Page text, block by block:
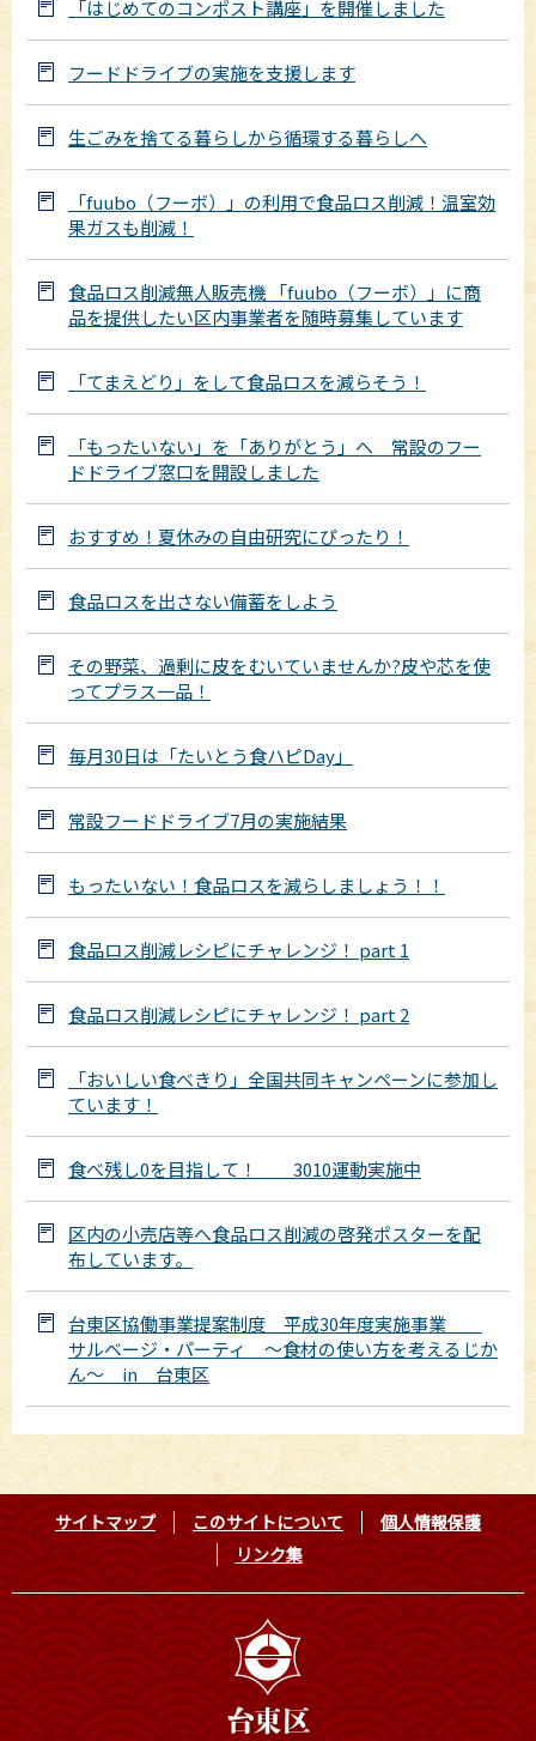
「はじめてのコンポスト講座」を開催しました
フードドライブの実施を支援します
生ごみを捨てる暮らしから循環する暮らしへ
「fuubo（フーボ）」の利用で食品ロス削減！温室効
果ガスも削減！
食品ロス削減無人販売機 「fuubo（フーボ）」に商
品を提供したい区内事業者を随時募集しています
「てまえどり」をして食品ロスを減らそう！
「もったいない」を「ありがとう」へ 常設のフー
ドドライブ窓口を開設しました
おすすめ！夏休みの自由研究にぴったり！
食品ロスを出さない備蓄をしよう
その野菜、過剰に皮をむいていませんか?皮や芯を使
ってプラス一品！
毎月30日は「たいとう食ハピDay」
常設フードドライブ7月の実施結果
もったいない！食品ロスを減らしましょう！！
食品ロス削減レシピにチャレンジ！ part 1
食品ロス削減レシピにチャレンジ！ part 2
「おいしい食べきり」全国共同キャンペーンに参加し
ています！
食べ残し0を目指して！ 3010運動実施中
区内の小売店等へ食品ロス削減の啓発ポスターを配
布しています。
台東区協働事業提案制度 平成30年度実施事業
サルベージ・パーティ ～食材の使い方を考えるじか
ん～ in 台東区
サイトマップ このサイトについて
個人情報保護
リンク集